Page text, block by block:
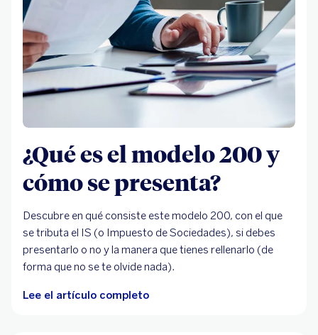
¿Qué es el modelo 200 y
cómo se presenta?
Descubre en qué consiste este modelo 200, con el que
se tributa el IS (o Impuesto de Sociedades), si debes
presentarlo o no y la manera que tienes rellenarlo (de
forma que no se te olvide nada).
Lee el artículo completo